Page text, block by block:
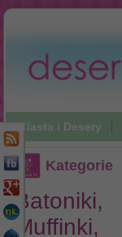
Ciasta i Desery
Kategorie
Batoniki,
Muffinki,